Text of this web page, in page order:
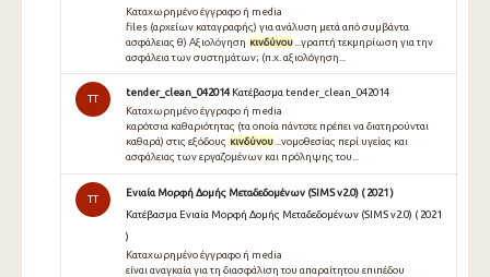
Καταχωρημένο έγγραφο ή media
files (αρχείων καταγραφής) για ανάλυση μετά από συμβάντα
ασφάλειας θ) Αξιολόγηση κινδύνου ...γραπτή τεκμηρίωση για την
ασφάλεια των συστημάτων; (π.χ. αξιολόγηση...
TT
tender_clean_042014 Κατέβασμα tender_clean_042014
Καταχωρημένο έγγραφο ή media
καρότσια καθαριότητας (τα οποία πάντοτε πρέπει να διατηρούνται
καθαρά) στις εξόδους κινδύνου...νομοθεσίας περί υγείας και
ασφάλειας των εργαζομένων και πρόληψης του...
TT
Ενιαία Μορφή Δομής Μεταδεδομένων (SIMS v2.0) ( 2021 )
Κατέβασμα Ενιαία Μορφή Δομής Μεταδεδομένων (SIMS v2.0) ( 2021
)
Καταχωρημένο έγγραφο ή media
είναι αναγκαία για τη διασφάλιση του απαραίτητου επιπέδου